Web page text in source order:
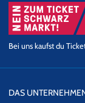
Bei uns kaufst du
DAS